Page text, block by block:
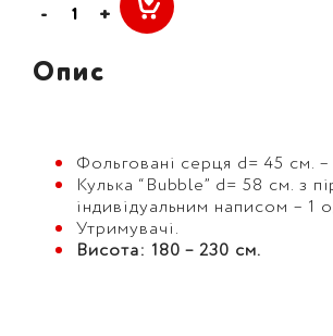
- +
Опис
Фольговані серця d= 45 см. –
Кулька “Bubble” d= 58 см. з
індивідуальним написом – 1
Утримувачі.
Висота: 180 – 230 см.